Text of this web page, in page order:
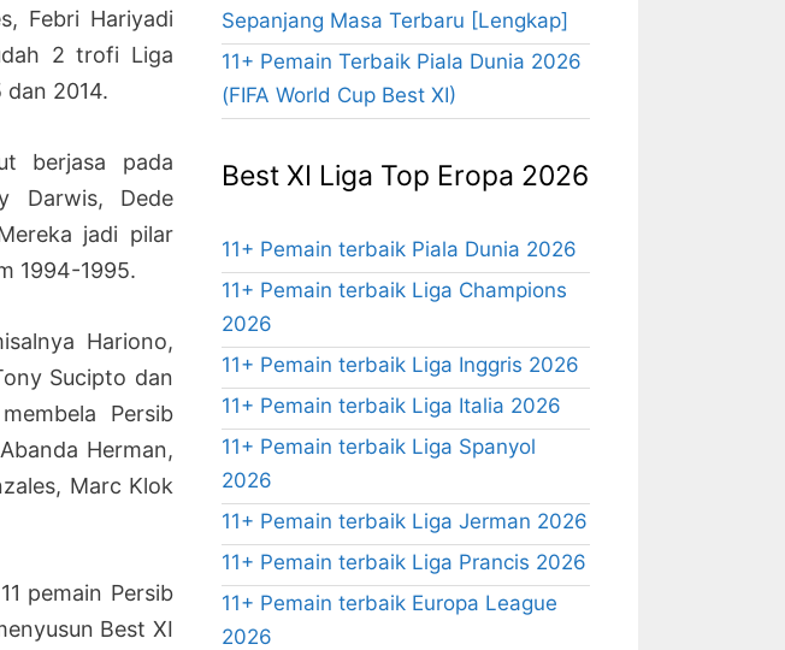
Febri Hariyadi
2 trofi Liga
2014.
berjasa pada
Darwis, Dede
jadi pilar
1994-1995.
Hariono,
Sucipto dan
Persib
Herman,
Marc Klok
pemain Persib
Best XI
Sepanjang Masa Terbaru [Lengkap]
11+ Pemain Terbaik Piala Dunia 2026
(FIFA World Cup Best XI)
Best XI Liga Top Eropa 2026
11+ Pemain terbaik Piala Dunia 2026
11+ Pemain terbaik Liga Champions
2026
11+ Pemain terbaik Liga Inggris 2026
11+ Pemain terbaik Liga Italia 2026
11+ Pemain terbaik Liga Spanyol
2026
11+ Pemain terbaik Liga Jerman 2026
11+ Pemain terbaik Liga Prancis 2026
11+ Pemain terbaik Europa League
2026